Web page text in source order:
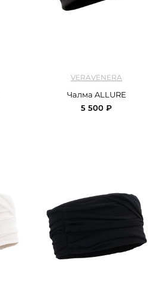
VERAVENERA
Чалма ALLURE
5 500 ₽